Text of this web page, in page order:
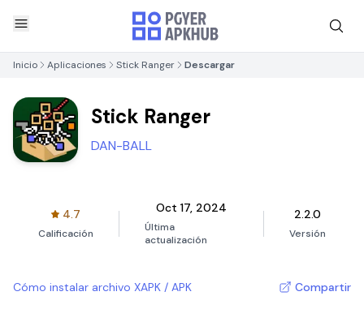
Inicio Aplicaciones Stick Ranger Descargar
Stick Ranger
DAN-BALL
4.7
Calificación
Oct 17, 2024
Última
actualización
2.2.0
Versión
Cómo instalar archivo XAPK / APK Compartir